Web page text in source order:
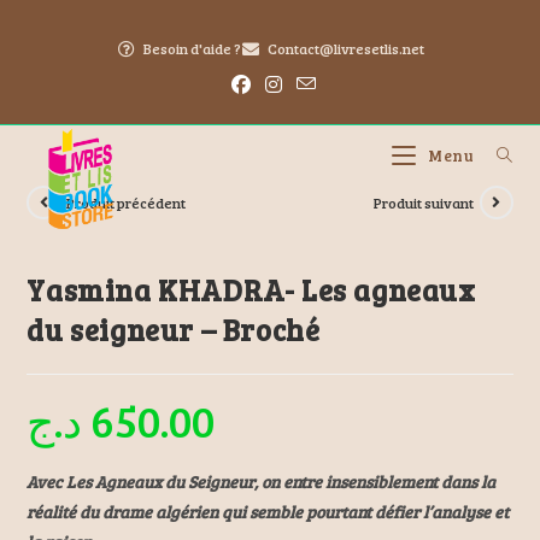
Besoin d'aide ? Contact@livresetlis.net
Menu
Produit précédent Produit suivant
Yasmina KHADRA- Les agneaux
du seigneur – Broché
650.00 د.ج
Avec Les Agneaux du Seigneur, on entre insensiblement dans la
réalité du drame algérien qui semble pourtant défier l’analyse et